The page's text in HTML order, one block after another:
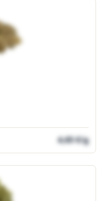
4,65 €/g